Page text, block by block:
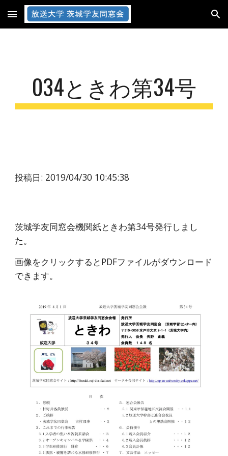
Skip to main content Skip to navigation
034ときわ第34号
投稿日: 2019/04/30 10:45:38
茨城学友同窓会機関紙ときわ第34号発行しまし
た。
画像をクリックするとPDFファイルがダウンロード
できます。